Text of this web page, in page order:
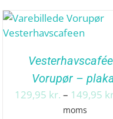
Vorupør –
129,95 kr. – 149,95
moms